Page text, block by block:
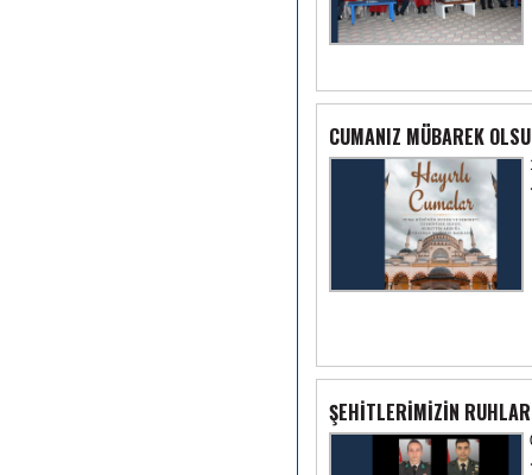
CUMANIZ MÜBAREK
ŞEHİTLERİMİZİN